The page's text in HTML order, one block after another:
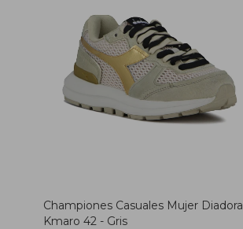
Championes Casuales Mujer Diadora
Kmaro 42 - Gris